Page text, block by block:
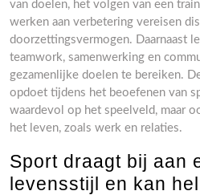
van doelen, het volgen van een
werken aan verbetering vereisen
doorzettingsvermogen. Daarnaast
teamwork, samenwerking en
gezamenlijke doelen te bereiken.
opdoet tijdens het beoefenen van
waardevol op het speelveld, maar
het leven, zoals werk en relaties.
Sport draagt bij aan
levensstijl en kan